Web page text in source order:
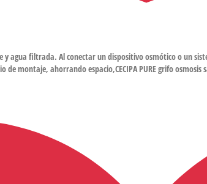
y agua filtrada. Al conectar un dispositivo osmótico o un
montaje, ahorrando espacio,CECIPA PURE grifo osmosis